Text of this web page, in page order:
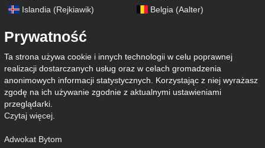
Islandia (Rejkiawik)
Belgia (Aalter)
Prywatność
Ta strona używa cookie i innych technologii w celu poprawnej
realizacji dostarczanych usług oraz w celach gromadzenia
anonimowych informacji statystycznych. Korzystając z niej wyrażasz
zgodę na ich używanie zgodnie z aktualnymi ustawieniami
przeglądarki.
Czytaj więcej
Adwokat Bytom